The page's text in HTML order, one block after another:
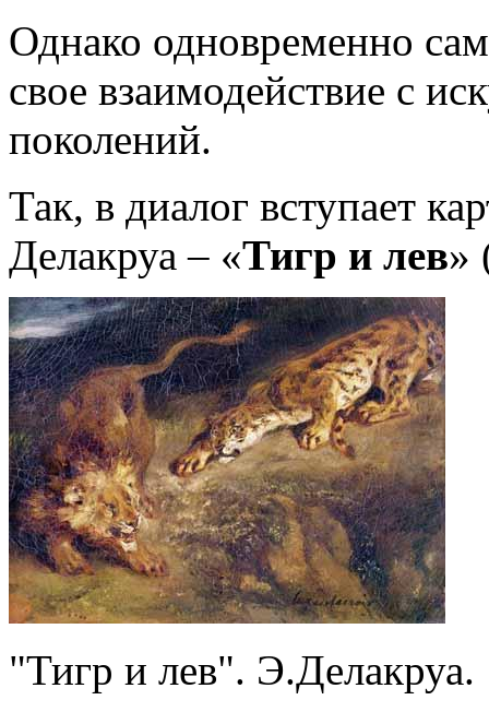
Однако одновременно
свое взаимодействие с
поколений.
Так, в диалог вступает
Делакруа – «Тигр и лев»
"Тигр и лев". Э.Делакруа.